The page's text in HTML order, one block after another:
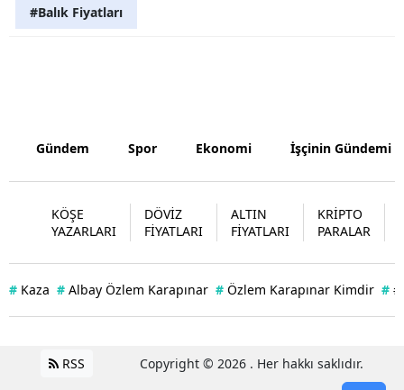
Trabzon
Şanlıurfa
Van
#Balık Fiyatları
Gündem Spor Ekonomi İşçinin Gündemi
KÖŞE
YAZARLARI
DÖVİZ
FİYATLARI
ALTIN
FİYATLARI
KRİPTO
PARALAR
# Kaza # Albay Özlem Karapınar # Özlem Karapınar Kimdir #
RSS Copyright © 2026 . Her hakkı saklıdır.